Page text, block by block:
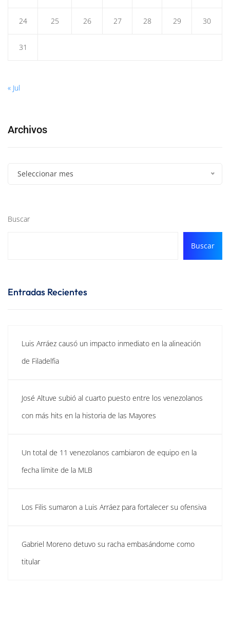
24 25 26 27 28 29 30
31
« Jul
Archivos
Seleccionar mes
Buscar
Buscar
Entradas Recientes
Luis Arráez causó un impacto inmediato en la alineación
de Filadelfia
José Altuve subió al cuarto puesto entre los venezolanos
con más hits en la historia de las Mayores
Un total de 11 venezolanos cambiaron de equipo en la
fecha límite de la MLB
Los Filis sumaron a Luis Arráez para fortalecer su ofensiva
Gabriel Moreno detuvo su racha embasándome como
titular